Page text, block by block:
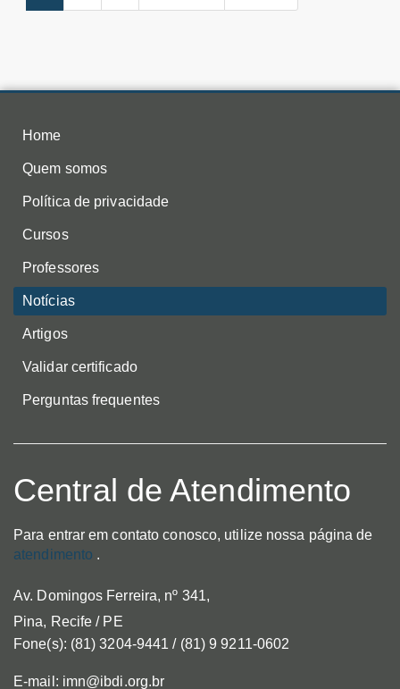
Home
Quem somos
Política de privacidade
Cursos
Professores
Notícias
Artigos
Validar certificado
Perguntas frequentes
Central de Atendimento
Para entrar em contato conosco, utilize nossa página de
atendimento .
Av. Domingos Ferreira, nº 341,
Pina, Recife / PE
Fone(s): (81) 3204-9441 / (81) 9 9211-0602
E-mail: imn@ibdi.org.br